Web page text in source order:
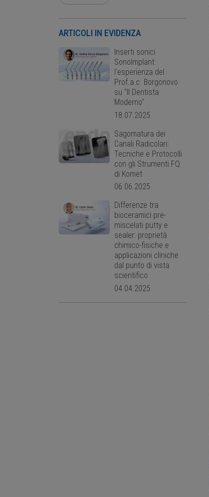
ARTICOLI IN EVIDENZA
Inserti sonici
SonoImplant:
l'esperienza del
Prof.a.c. Borgonovo
su "Il Dentista
Moderno"
18.07.2025
Sagomatura dei
Canali Radicolari:
Tecniche e Protocolli
con gli Strumenti FQ
di Komet
06.06.2025
Differenze tra
bioceramici pre-
miscelati putty e
sealer: proprietà
chimico-fisiche e
applicazioni cliniche
dal punto di vista
scientifico
04.04.2025